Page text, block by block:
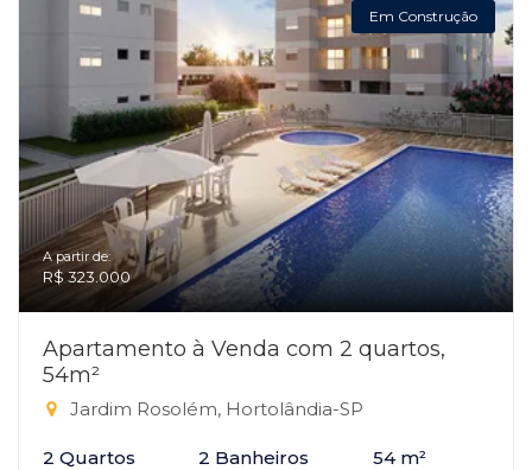
Em Construção
A partir de:
R$ 323.000
Apartamento à Venda com 2 quartos,
54m²
Jardim Rosolém, Hortolândia-SP
2 Quartos 2 Banheiros 54 m²